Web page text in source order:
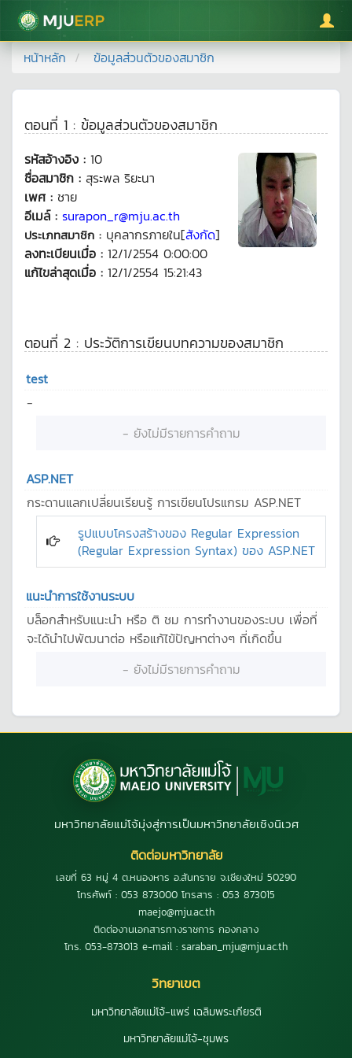
มหาวิทยาลัยแม่โจ้
หน้าหลัก ข้อมูลส่วนตัวของสมาชิก
ตอนที่ 1 : ข้อมูลส่วนตัวของสมาชิก
รหัสอ้างอิง : 10
ชื่อสมาชิก : สุระพล ริยะนา
เพศ : ชาย
อีเมล์ : surapon_r@mju.ac.th
ประเภทสมาชิก : บุคลากรภายใน[สังกัด]
ลงทะเบียนเมื่อ : 12/1/2554 0:00:00
แก้ไขล่าสุดเมื่อ : 12/1/2554 15:21:43
ตอนที่ 2 : ประวัติการเขียนบทความของสมาชิก
test
-
- ยังไม่มีรายการคำถาม
ASP.NET
กระดานแลกเปลี่ยนเรียนรู้ การเขียนโปรแกรม ASP.NET
รูปแบบโครงสร้างของ Regular Expression
(Regular Expression Syntax) ของ ASP.NET
แนะนำการใช้งานระบบ
บล็อกสำหรับแนะนำ หรือ ติ ชม การทำงานของระบบ เพื่อที่
จะได้นำไปพัฒนาต่อ หรือแก้ไข้ปัญหาต่างๆ ที่เกิดขึ้น
- ยังไม่มีรายการคำถาม
มหาวิทยาลัยแม่โจ้มุ่งสู่การเป็นมหาวิทยาลัยเชิงนิเวศ
ติดต่อมหาวิทยาลัย
เลขที่ 63 หมู่ 4 ต.หนองหาร อ.สันทราย จ.เชียงใหม่ 50290
โทรศัพท์ : 053 873000 โทรสาร : 053 873015
maejo@mju.ac.th
ติดต่องานเอกสารทางราชการ กองกลาง
โทร. 053-873013 e-mail : saraban_mju@mju.ac.th
วิทยาเขต
มหาวิทยาลัยแม่โจ้-แพร่ เฉลิมพระเกียรติ
มหาวิทยาลัยแม่โจ้-ชุมพร